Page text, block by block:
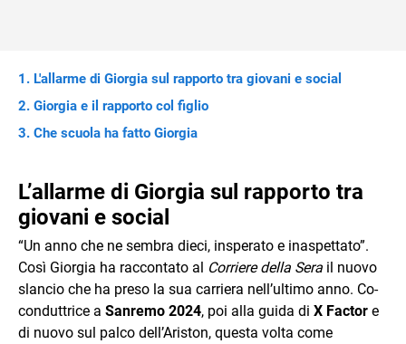
L'allarme di Giorgia sul rapporto tra giovani e social
Giorgia e il rapporto col figlio
Che scuola ha fatto Giorgia
L’allarme di Giorgia sul rapporto tra
giovani e social
“Un anno che ne sembra dieci, insperato e inaspettato”.
Così Giorgia ha raccontato al Corriere della Sera il nuovo
slancio che ha preso la sua carriera nell’ultimo anno. Co-
conduttrice a Sanremo 2024, poi alla guida di X Factor e
di nuovo sul palco dell’Ariston, questa volta come